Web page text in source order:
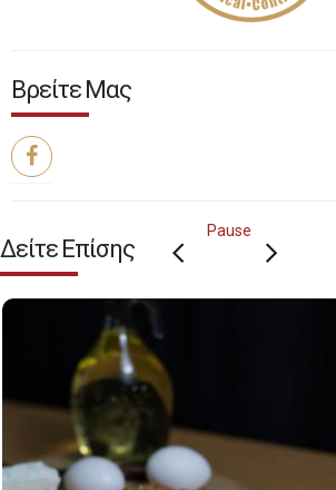
Βρείτε Μας
Δείτε Επίσης
Pause